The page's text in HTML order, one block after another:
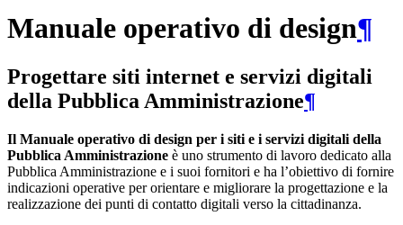
Manuale operativo di design¶
Progettare siti internet e servizi digitali
della Pubblica Amministrazione¶
Il Manuale operativo di design per i siti e i servizi digitali della
Pubblica Amministrazione è uno strumento di lavoro dedicato alla
Pubblica Amministrazione e i suoi fornitori e ha l’obiettivo di fornire
indicazioni operative per orientare e migliorare la progettazione e la
realizzazione dei punti di contatto digitali verso la cittadinanza.